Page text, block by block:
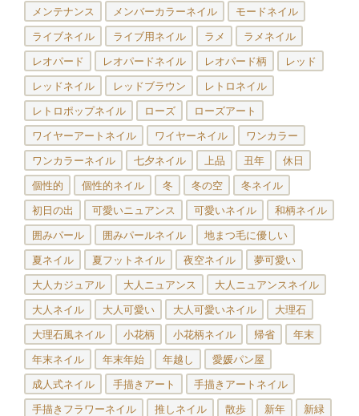
メンテナンス メンバーカラーネイル モードネイル
ライブネイル ライブ用ネイル ラメ ラメネイル
レオパード レオパードネイル レオパード柄 レッド
レッドネイル レッドブラウン レトロネイル
レトロポップネイル ローズ ローズアート
ワイヤーアートネイル ワイヤーネイル ワンカラー
ワンカラーネイル 七夕ネイル 上品 丑年 休日
個性的 個性的ネイル 冬 冬の空 冬ネイル
初日の出 可愛いニュアンス 可愛いネイル 和柄ネイル
囲みパール 囲みパールネイル 地まつ毛に優しい
夏ネイル 夏フットネイル 夜空ネイル 夢可愛い
大人カジュアル 大人ニュアンス 大人ニュアンスネイル
大人ネイル 大人可愛い 大人可愛いネイル 大理石
大理石風ネイル 小花柄 小花柄ネイル 帰省 年末
年末ネイル 年末年始 年越し 愛媛パン屋
成人式ネイル 手描きアート 手描きアートネイル
手描きフラワーネイル 推しネイル 散歩 新年 新緑